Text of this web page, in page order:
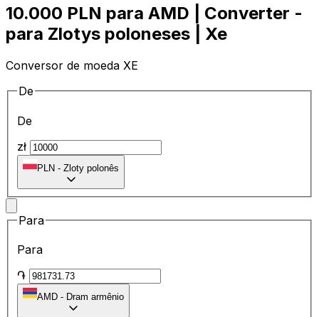
10.000 PLN para AMD | Converter -
para Zlotys poloneses | Xe
Conversor de moeda XE
De
De
zł
PLN - Zloty polonês
Para
Para
֏
AMD - Dram armênio